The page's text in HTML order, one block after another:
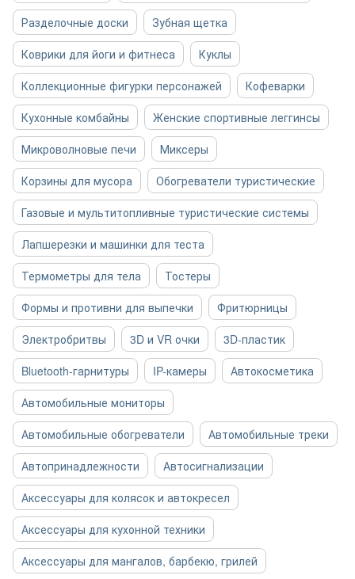
Разделочные доски
Зубная щетка
Коврики для йоги и фитнеса
Куклы
Коллекционные фигурки персонажей
Кофеварки
Кухонные комбайны
Женские спортивные леггинсы
Микроволновые печи
Миксеры
Корзины для мусора
Обогреватели туристические
Газовые и мультитопливные туристические системы
Лапшерезки и машинки для теста
Термометры для тела
Тостеры
Формы и противни для выпечки
Фритюрницы
Электробритвы
3D и VR очки
3D-пластик
Bluetooth-гарнитуры
IP-камеры
Автокосметика
Автомобильные мониторы
Автомобильные обогреватели
Автомобильные треки
Автопринадлежности
Автосигнализации
Аксессуары для колясок и автокресел
Аксессуары для кухонной техники
Аксессуары для мангалов, барбекю, грилей